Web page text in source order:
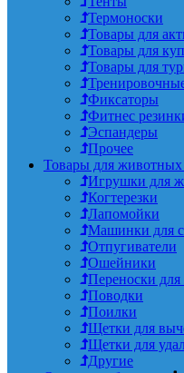
Термоноски
Товары для
Товары для
Товары для
Фиксаторы
Фитнес
Эспандеры
Прочее
Товары для животных
Игрушки для
Когтерезки
Лапомойки
Машинки для
Отпугиватели
Ошейники
Переноски
Поводки
Поилки
Щетки для
Щетки для
Другие